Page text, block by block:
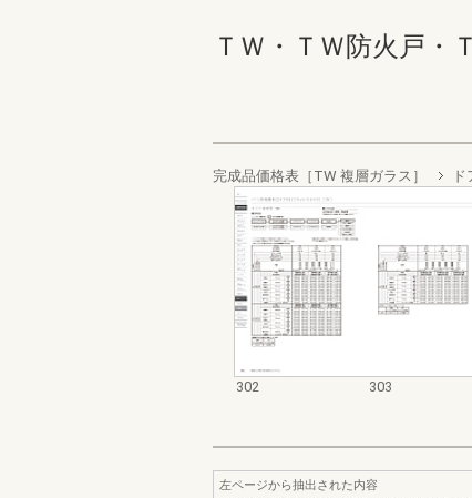
ＴＷ・ＴＷ防火戸・
完成品価格表［TW 複層ガラス］ ド
302 303
左ページから抽出された内容